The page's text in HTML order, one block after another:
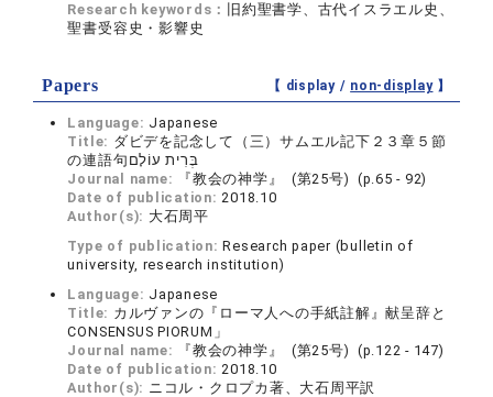
Research keywords：
旧約聖書学、古代イスラエル史、
聖書受容史・影響史
Papers 【 display / non-display】
Language: Japanese
Title: ダビデを記念して（三）サムエル記下２３章５節
の連語句בְּרִית עוֹלָם
Journal name:
『教会の神学』 (第25号) (p.65 - 92)
Date of publication:2018.10
Author(s): 大石周平
Type of publication:Research paper (bulletin of
university, research institution)
Language: Japanese
Title: カルヴァンの『ローマ人への手紙註解』献呈辞と
CONSENSUS PIORUM」
Journal name:
『教会の神学』 (第25号) (p.122 - 147)
Date of publication:2018.10
Author(s): ニコル・クロプカ著、大石周平訳